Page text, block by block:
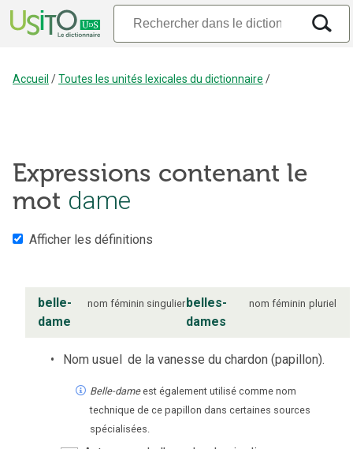
Accueil /Toutes les unités lexicales du dictionnaire /
Expressions contenant le
mot dame
Afficher les définitions
belle-
dame
nom féminin singulierbelles-
dames
nom féminin pluriel
Nom usuel de la vanesse du chardon (papillon).
Belle-dame est également utilisé comme nom
technique de ce papillon dans certaines sources
spécialisées.